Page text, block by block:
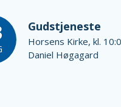
Gudstjeneste
Horsens Kirke, kl.
Daniel Høgagard